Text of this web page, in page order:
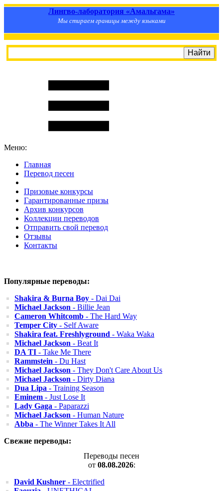
Лингво-лаборатория «Амальгама»
Мы стираем границы между языками
Меню:
Главная
Перевод песен
Призовые конкурсы
Гарантированные призы
Архив конкурсов
Коллекции переводов
Отправить свой перевод
Отзывы
Контакты
Популярные переводы:
Shakira & Burna Boy - Dai Dai
Michael Jackson - Billie Jean
Cameron Whitcomb - The Hard Way
Temper City - Self Aware
Shakira feat. Freshlyground - Waka Waka
Michael Jackson - Beat It
DA TI - Take Me There
Rammstein - Du Hast
Michael Jackson - They Don't Care About Us
Michael Jackson - Dirty Diana
Dua Lipa - Training Season
Eminem - Just Lose It
Lady Gaga - Paparazzi
Michael Jackson - Human Nature
Abba - The Winner Takes It All
Свежие переводы:
Переводы песен
от 08.08.2026:
David Kushner - Electrified